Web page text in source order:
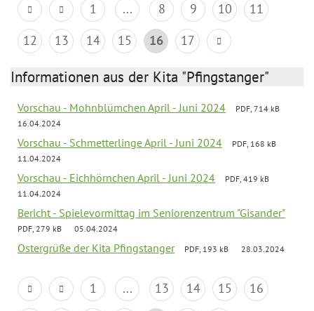
1 ... 8 9 10
11
12
13 14 15 16 17
Informationen aus der Kita "Pfingstanger"
Vorschau - Mohnblümchen April - Juni 2024
PDF, 714 kB
16.04.2024
Vorschau - Schmetterlinge April - Juni 2024
PDF, 168 kB
11.04.2024
Vorschau - Eichhörnchen April - Juni 2024
PDF, 419 kB
11.04.2024
Bericht - Spielevormittag im Seniorenzentrum "Gisander"
PDF, 279 kB 05.04.2024
Ostergrüße der Kita Pfingstanger PDF, 193 kB 28.03.2024
1 ... 13 14 15
16